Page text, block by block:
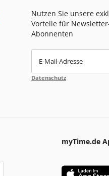
Nutzen Sie unsere
Vorteile für
Abonnenten
E-Mail-Adresse
Datenschutz
myTime.de